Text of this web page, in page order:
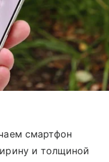
смартфон
и толщиной